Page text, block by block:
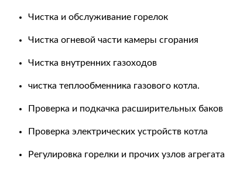
Чистка и обслуживание горелок
Чистка огневой части камеры сгорания
Чистка внутренних газоходов
чистка теплообменника газового котла.
Проверка и подкачка расширительных баков
Проверка электрических устройств котла
Регулировка горелки и прочих узлов агрегата